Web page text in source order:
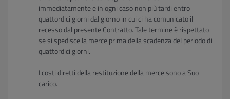
immediatamente e in ogni caso non più tardi entro
quattordici giorni dal giorno in cui ci ha comunicato il
recesso dal presente Contratto. Tale termine è rispettato
se si spedisce la merce prima della scadenza del periodo di
quattordici giorni.
I costi diretti della restituzione della merce sono a Suo
carico.